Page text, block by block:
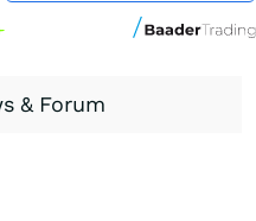
& Forum